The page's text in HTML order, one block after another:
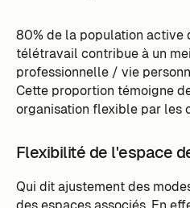
80% de la population active
télétravail contribue à un
professionnelle / vie
Cette proportion témoigne
organisation flexible par les
Flexibilité de l'espace
Qui dit ajustement des